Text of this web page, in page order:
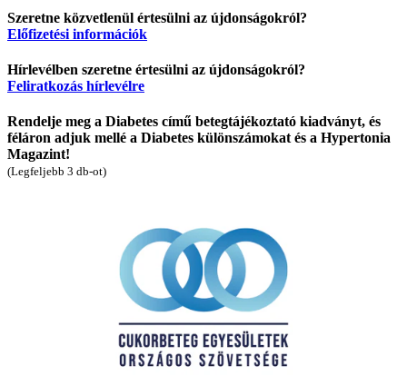
Szeretne közvetlenül értesülni az újdonságokról?
Előfizetési információk
Hírlevélben szeretne értesülni az újdonságokról?
Feliratkozás hírlevélre
Rendelje meg a Diabetes című betegtájékoztató kiadványt, és
féláron adjuk mellé a Diabetes különszámokat és a Hypertonia
Magazint!
(Legfeljebb 3 db-ot)